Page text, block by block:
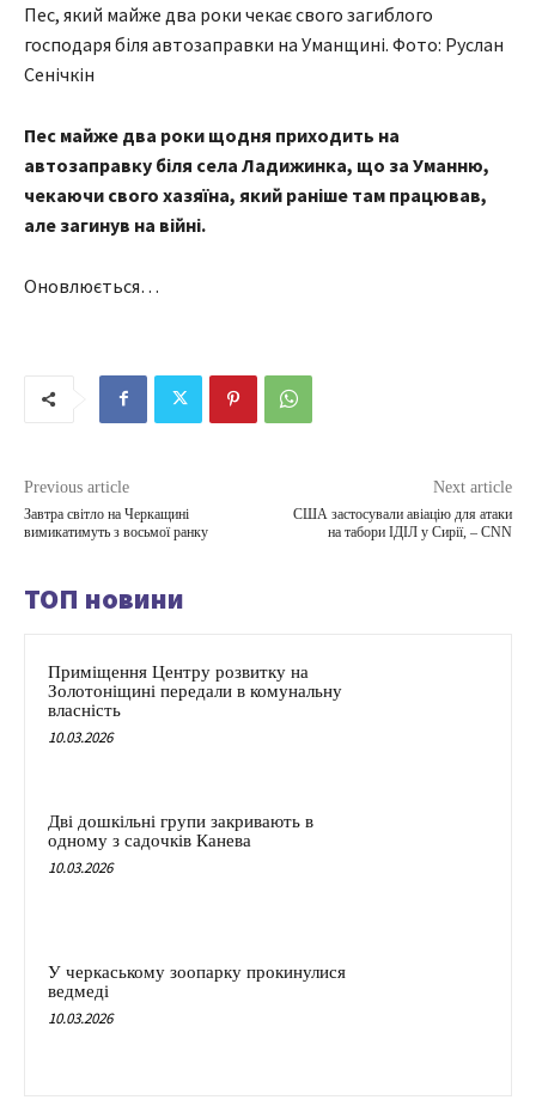
Пес, який майже два роки чекає свого загиблого
господаря біля автозаправки на Уманщині. Фото: Руслан
Сенічкін
Пес майже два роки щодня приходить на
автозаправку біля села Ладижинка, що за Уманню,
чекаючи свого хазяїна, який раніше там працював,
але загинув на війні.
Оновлюється…
Previous article
Завтра світло на Черкащині
вимикатимуть з восьмої ранку
Next article
США застосували авіацію для атаки
на табори ІДІЛ у Сирії, – CNN
ТОП новини
Приміщення Центру розвитку на
Золотоніщині передали в комунальну
власність
10.03.2026
Дві дошкільні групи закривають в
одному з садочків Канева
10.03.2026
У черкаському зоопарку прокинулися
ведмеді
10.03.2026